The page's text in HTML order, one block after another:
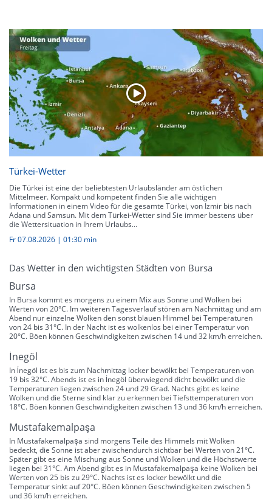
Türkei-Wetter
Die Türkei ist eine der beliebtesten Urlaubsländer am östlichen
Mittelmeer. Kompakt und kompetent finden Sie alle wichtigen
Informationen in einem Video für die gesamte Türkei, von Izmir bis nach
Adana und Samsun. Mit dem Türkei-Wetter sind Sie immer bestens über
die Wettersituation in Ihrem Urlaubs...
Fr 07.08.2026 | 01:30 min
Das Wetter in den wichtigsten Städten von Bursa
Bursa
In Bursa kommt es morgens zu einem Mix aus Sonne und Wolken bei
Werten von 20°C. Im weiteren Tagesverlauf stören am Nachmittag und am
Abend nur einzelne Wolken den sonst blauen Himmel bei Temperaturen
von 24 bis 31°C. In der Nacht ist es wolkenlos bei einer Temperatur von
20°C. Böen können Geschwindigkeiten zwischen 14 und 32 km/h erreichen.
İnegöl
In İnegöl ist es bis zum Nachmittag locker bewölkt bei Temperaturen von
19 bis 32°C. Abends ist es in İnegöl überwiegend dicht bewölkt und die
Temperaturen liegen zwischen 24 und 29 Grad. Nachts gibt es keine
Wolken und die Sterne sind klar zu erkennen bei Tiefsttemperaturen von
18°C. Böen können Geschwindigkeiten zwischen 13 und 36 km/h erreichen.
Mustafakemalpaşa
In Mustafakemalpaşa sind morgens Teile des Himmels mit Wolken
bedeckt, die Sonne ist aber zwischendurch sichtbar bei Werten von 21°C.
Später gibt es eine Mischung aus Sonne und Wolken und die Höchstwerte
liegen bei 31°C. Am Abend gibt es in Mustafakemalpaşa keine Wolken bei
Werten von 25 bis zu 29°C. Nachts ist es locker bewölkt und die
Temperatur sinkt auf 20°C. Böen können Geschwindigkeiten zwischen 5
und 36 km/h erreichen.